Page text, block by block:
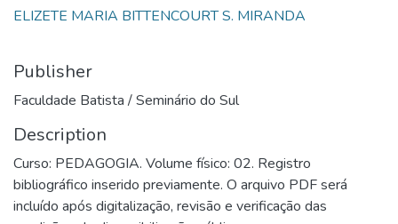
ELIZETE MARIA BITTENCOURT S. MIRANDA
Publisher
Faculdade Batista / Seminário do Sul
Description
Curso: PEDAGOGIA. Volume físico: 02. Registro
bibliográfico inserido previamente. O arquivo PDF será
incluído após digitalização, revisão e verificação das